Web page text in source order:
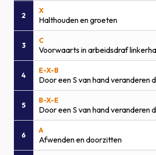
2
X
Halthouden en groeten
3
C
Voorwaarts in arbeidsdraf
4
E-X-B
Door een S van hand veranderen
5
B-X-E
Door een S van hand veranderen
6
A
Afwenden en doorzitten